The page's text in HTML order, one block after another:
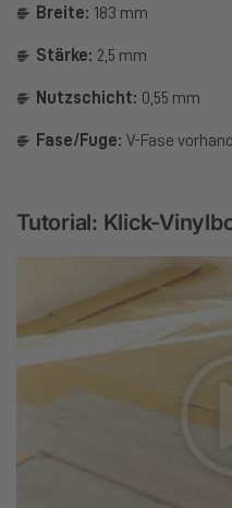
Breite: 183 mm
Stärke: 2,5 mm
Nutzschicht: 0,55 mm
Fase/Fuge: V-Fase
Tutorial: Klick-